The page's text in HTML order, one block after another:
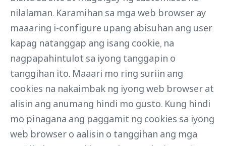
nilalaman. Karamihan sa mga web browser ay
maaaring i-configure upang abisuhan ang user
kapag natanggap ang isang cookie, na
nagpapahintulot sa iyong tanggapin o
tanggihan ito. Maaari mo ring suriin ang
cookies na nakaimbak ng iyong web browser at
alisin ang anumang hindi mo gusto. Kung hindi
mo pinagana ang paggamit ng cookies sa iyong
web browser o aalisin o tanggihan ang mga